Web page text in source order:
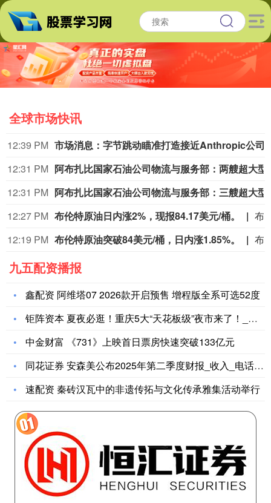
全球市场快讯
12:39 PM
12:31 PM
12:31 PM
12:27 PM 布伦特原油日内涨2%，现报84.17美元/桶。
12:19 PM 布伦特原油突破84美元/桶，日内涨1.85%。
九五配资播报
鑫配资 阿维塔07 2026款开启预售 增程版全系可选52度
钜阵资本 夏夜必逛！重庆5大“天花板级”夜市来了！_地址_摄
中金财富 《731》上映首日票房快速突破133亿元
同花证券 安森美公布2025年第二季度财报_收入_电话会议_
速配资 秦砖汉瓦中的非遗传拓与文化传承雅集活动举行